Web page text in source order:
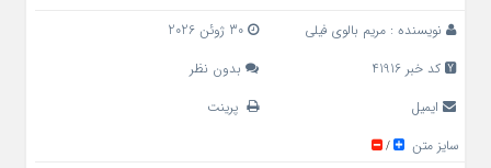
نویسنده : مریم بالوی فیلی
30 ژوئن 2026
کد خبر 41916
بدون نظر
ایمیل
پرینت
سایز متن
/